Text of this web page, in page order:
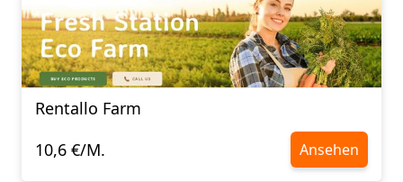
Rentallo Farm
10,6 €/M.
Ansehen